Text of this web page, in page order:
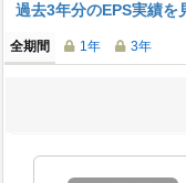
過去3年分のEPS実績を
全期間 1年 3年